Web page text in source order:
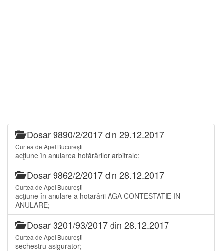
Dosar 9890/2/2017 din 29.12.2017
Curtea de Apel București
acţiune în anularea hotărârilor arbitrale;
Dosar 9862/2/2017 din 28.12.2017
Curtea de Apel București
acţiune în anulare a hotarârii AGA CONTESTATIE IN
ANULARE;
Dosar 3201/93/2017 din 28.12.2017
Curtea de Apel București
sechestru asigurator;